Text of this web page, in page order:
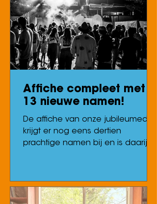
opnieuw een podium aan een
nieuwe lichting artiesten. Met
langere sets, een plek op de
officiële affiche en vooral: een
publiek dat graag nieuwe
favoriete bands ontdekt. Dit zijn de
Affiche compleet met
13 nieuwe namen!
De affiche van onze jubileumeditie
krijgt er nog eens dertien
prachtige namen bij en is daarij
ontdekkingen en Britse
beloftevolle livebands: ook deze